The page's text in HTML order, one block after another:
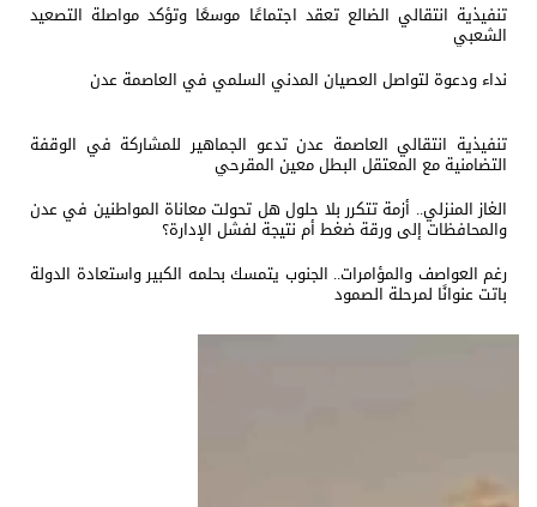
تنفيذية انتقالي الضالع تعقد اجتماعًا موسعًا وتؤكد مواصلة التصعيد
الشعبي
نداء ودعوة لتواصل العصيان المدني السلمي في العاصمة عدن
تنفيذية انتقالي العاصمة عدن تدعو الجماهير للمشاركة في الوقفة
التضامنية مع المعتقل البطل معين المقرحي
الغاز المنزلي.. أزمة تتكرر بلا حلول هل تحولت معاناة المواطنين في عدن
والمحافظات إلى ورقة ضغط أم نتيجة لفشل الإدارة؟
رغم العواصف والمؤامرات.. الجنوب يتمسك بحلمه الكبير واستعادة الدولة
باتت عنوانًا لمرحلة الصمود